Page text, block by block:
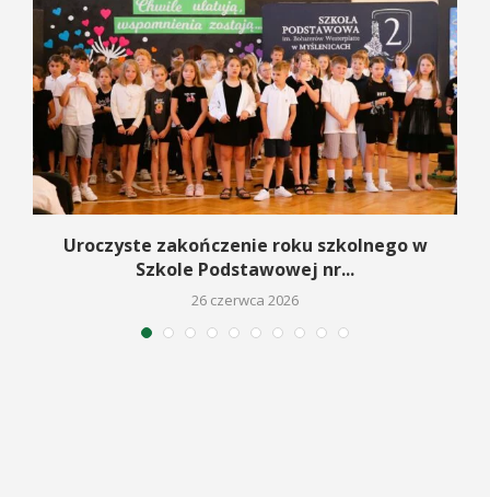
Uroczyste zakończenie roku szkolnego w
Szkole Podstawowej nr...
26 czerwca 2026